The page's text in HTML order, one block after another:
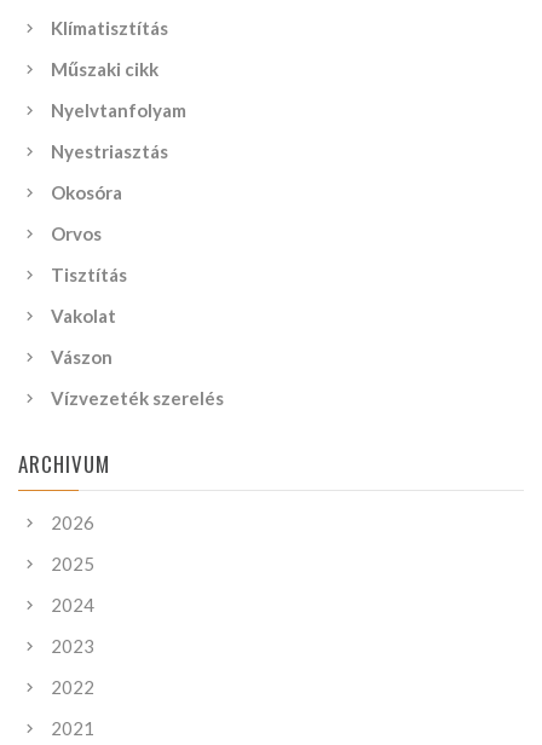
Klímatisztítás
Műszaki cikk
Nyelvtanfolyam
Nyestriasztás
Okosóra
Orvos
Tisztítás
Vakolat
Vászon
Vízvezeték szerelés
ARCHIVUM
2026
2025
2024
2023
2022
2021